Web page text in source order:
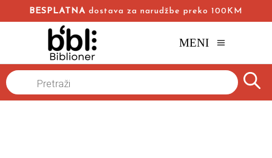
BESPLATNA dostava za narudžbe preko 100KM
MENI
Naslovna
Products
search